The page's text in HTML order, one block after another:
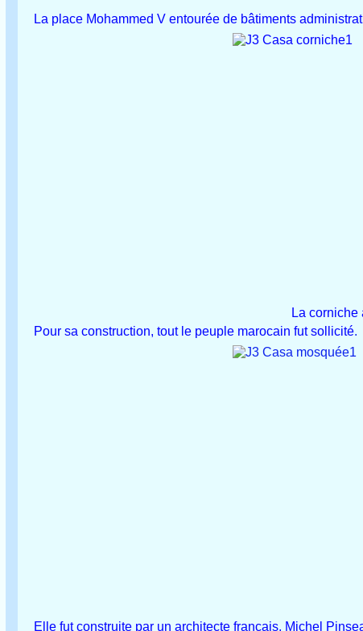
La place Mohammed V entourée de bâtiments
La corniche
Pour sa construction, tout le peuple marocain fut sollicité.
Elle fut construite par un architecte français, Michel